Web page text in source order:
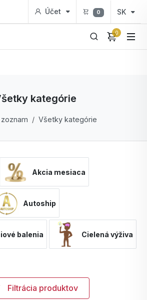
Účet 0 SK
0
kategórie
Všetky kategórie
Akcia mesiaca
Autoship
balenia Cielená výživa
Filtrácia produktov